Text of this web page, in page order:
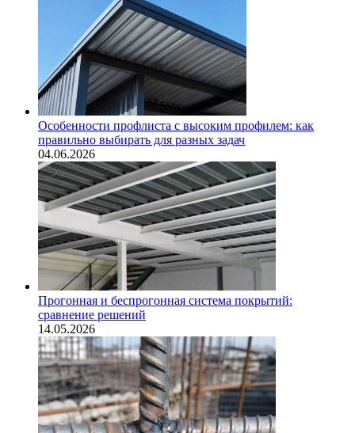
Особенности профлиста с высоким профилем: как
правильно выбирать для разных задач
04.06.2026
Прогонная и беспрогонная система покрытий:
сравнение решений
14.05.2026